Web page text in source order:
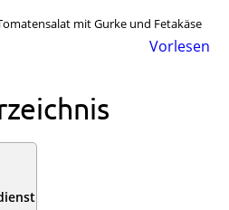
mit Gurke und Fetakäse
Vorlesen